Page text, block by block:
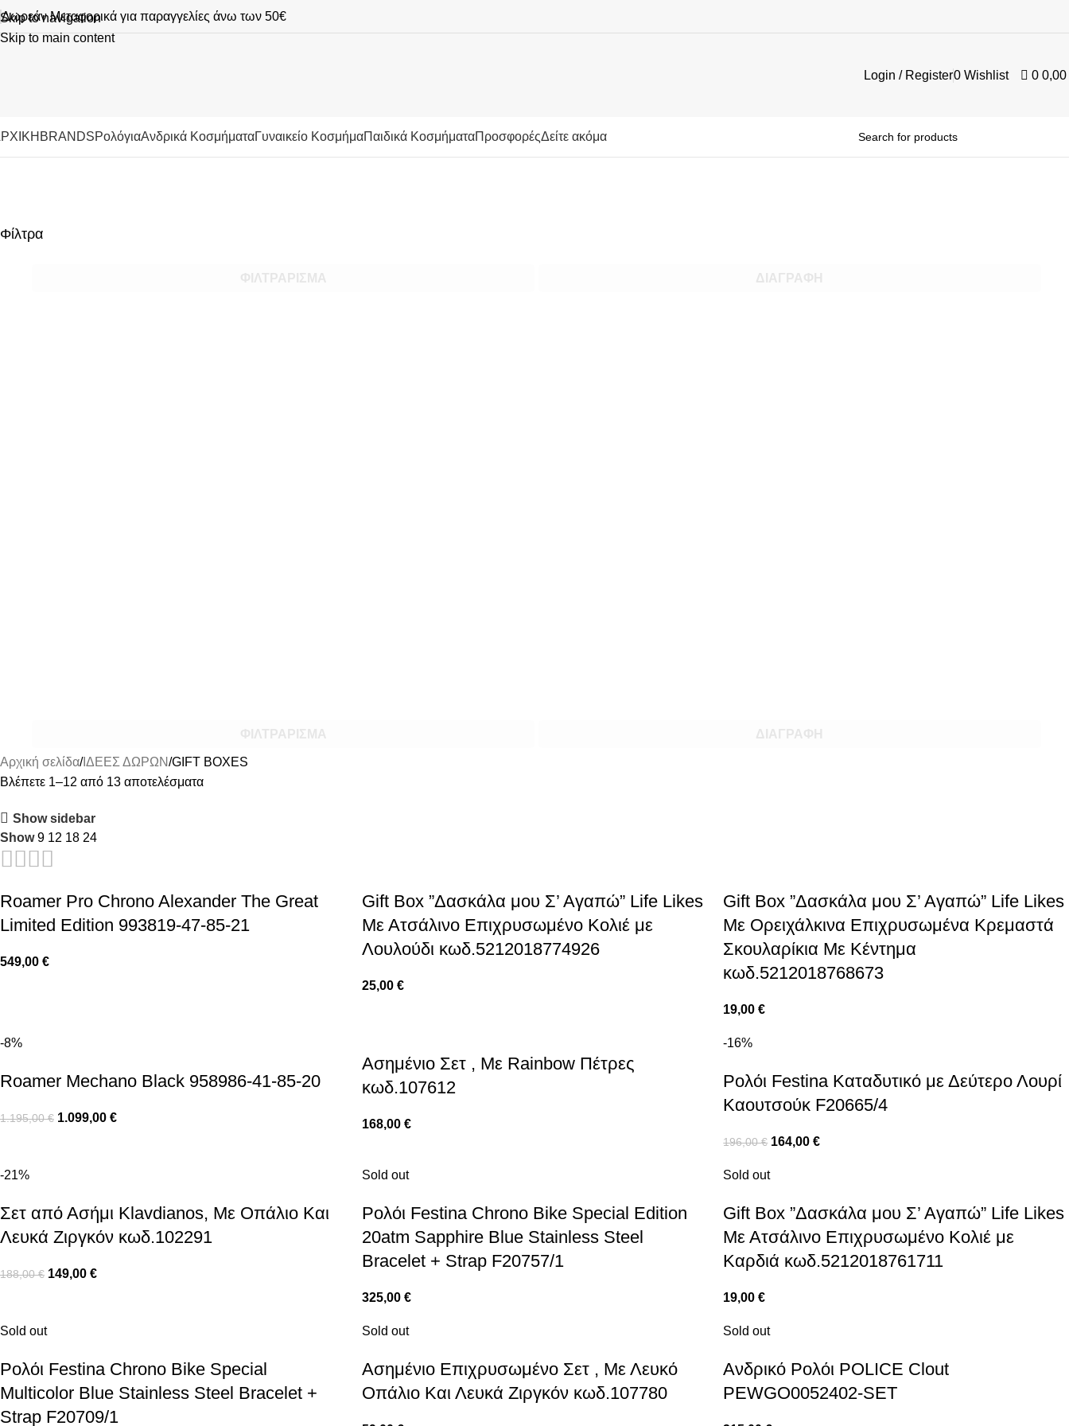
Skip to navigation
Skip to main content
Δωρεάν Μεταφορικά για παραγγελίες άνω των 50€
Login / Register0 Wishlist 0 0,00
BRANDSΡολόγιαΑνδρικά ΚοσμήματαΓυναικείο ΚοσμήμαΠαιδικά ΚοσμήματαΠροσφορέςΔείτε ακόμα
Φίλτρα
Αρχική σελίδα ΙΔΕΕΣ ΔΩΡΩΝ GIFT BOXES
Βλέπετε 1–12 από 13 αποτελέσματα
Show sidebar
Show9 12 18 24
Roamer Pro Chrono Alexander The Great
Limited Edition 993819-47-85-21
549,00 €
Gift Box ”Δασκάλα μου Σ’ Αγαπώ” Life Likes
Με Ατσάλινο Επιχρυσωμένο Κολιέ με
Λουλούδι κωδ.5212018774926
25,00 €
Gift Box ”Δασκάλα μου Σ’ Αγαπώ” Life Likes
Με Ορειχάλκινα Επιχρυσωμένα Κρεμαστά
Σκουλαρίκια Με Κέντημα
κωδ.5212018768673
19,00€
-8%
Roamer Mechano Black 958986-41-85-20
1.195,00€ 1.099,00 €
Ασημένιο Σετ , Με Rainbow Πέτρες
κωδ.107612
168,00 €
-16%
Ρολόι Festina Καταδυτικό με Δεύτερο Λουρί
Καουτσούκ F20665/4
196,00€ 164,00€
-21%
Σετ από Ασήμι Klavdianos, Με Οπάλιο Και
Λευκά Ζιργκόν κωδ.102291
188,00€ 149,00 €
Sold out
Ρολόι Festina Chrono Bike Special Edition
20atm Sapphire Blue Stainless Steel
Bracelet + Strap F20757/1
325,00 €
Sold out
Gift Box ”Δασκάλα μου Σ’ Αγαπώ” Life Likes
Με Ατσάλινο Επιχρυσωμένο Κολιέ με
Καρδιά κωδ.5212018761711
19,00€
Sold out
Ρολόι Festina Chrono Bike Special
Multicolor Blue Stainless Steel Bracelet +
Strap F20709/1
Sold out
Ασημένιο Επιχρυσωμένο Σετ , Με Λευκό
Οπάλιο Και Λευκά Ζιργκόν κωδ.107780
Sold out
Ανδρικό Ρολόι POLICE Clout
PEWGO0052402-SET